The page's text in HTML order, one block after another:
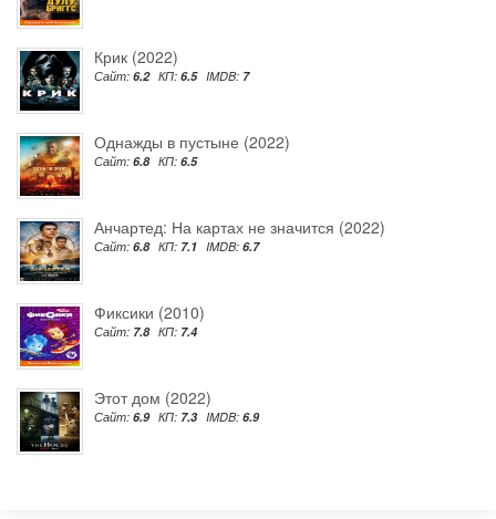
Крик (2022)
Сайт: 6.2 КП: 6.5 IMDB: 7
Однажды в пустыне (2022)
Сайт: 6.8 КП: 6.5
Анчартед: На картах не значится (2022)
Сайт: 6.8 КП: 7.1 IMDB: 6.7
Фиксики (2010)
Сайт: 7.8 КП: 7.4
Этот дом (2022)
Сайт: 6.9 КП: 7.3 IMDB: 6.9